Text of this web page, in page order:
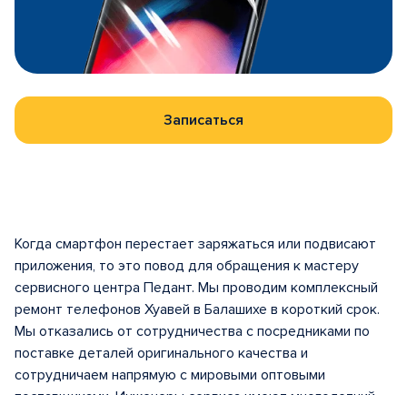
Записаться
Когда смартфон перестает заряжаться или подвисают
приложения, то это повод для обращения к мастеру
сервисного центра Педант. Мы проводим комплексный
ремонт телефонов Хуавей в Балашихе в короткий срок.
Мы отказались от сотрудничества с посредниками по
поставке деталей оригинального качества и
сотрудничаем напрямую с мировыми оптовыми